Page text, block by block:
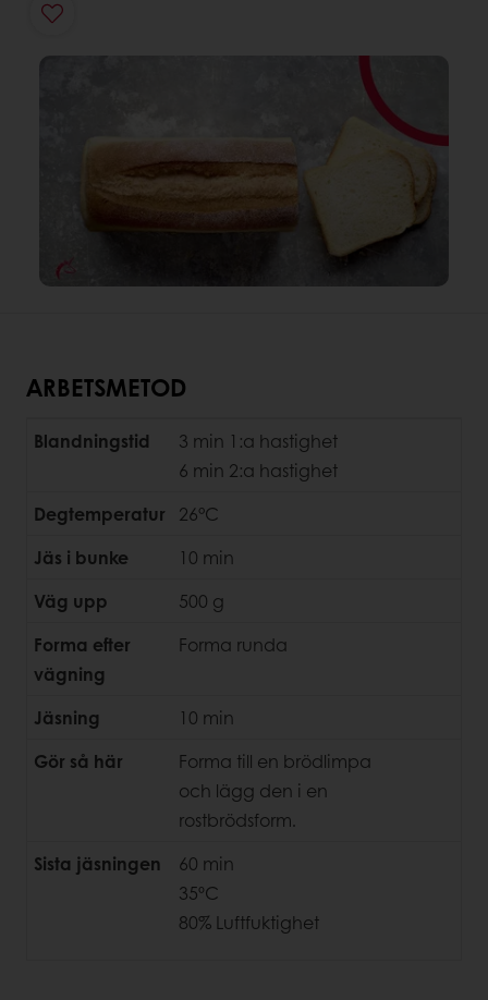
ARBETSMETOD
Blandningstid
3 min 1:a hastighet
6 min 2:a hastighet
Degtemperatur
26°C
Jäs i bunke
10 min
Väg upp
500 g
Forma efter
vägning
Forma runda
Jäsning
10 min
Gör så här
Forma till en brödlimpa
och lägg den i en
rostbrödsform.
Sista jäsningen
60 min
35ºC
80% Luftfuktighet